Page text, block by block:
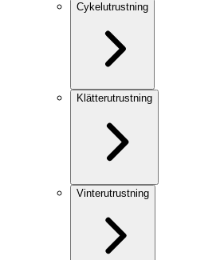
Cykelutrustning
Klätterutrustning
Vinterutrustning